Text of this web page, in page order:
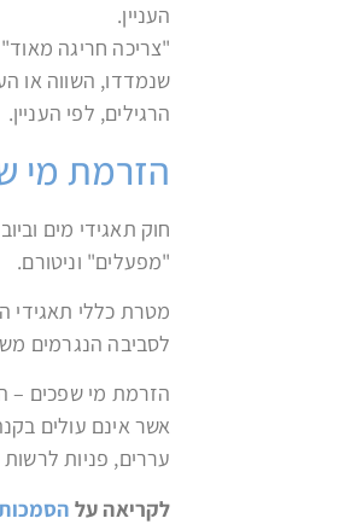
העניין.
"צריכה חריגה
הרגילים, לפי העניין.
הזרמת מי
חוק תאגידי מים
"מפעלים" וניטורם.
מטרת כללי תאגידי
לסביבה הנגרמים
הזרמת מי שפכים –
אשר אינם עולים
עררים, פניות
לקריאה על